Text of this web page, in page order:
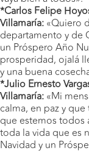
*Carlos Felipe
Villamaría: «Quiero
departamento y de
un Próspero Año
prosperidad, ojalá
y una buena
*Julio Ernesto
Villamaría: «Mi
calma, en paz y
que estemos todos
toda la vida que es
Navidad y un